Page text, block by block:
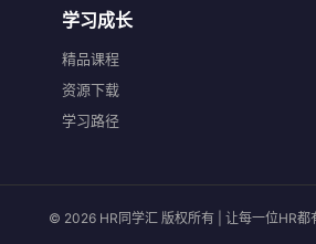
学习成长
精品课程
资源下载
学习路径
© 2026 HR同学汇 版权所有 | 让每一位HR都